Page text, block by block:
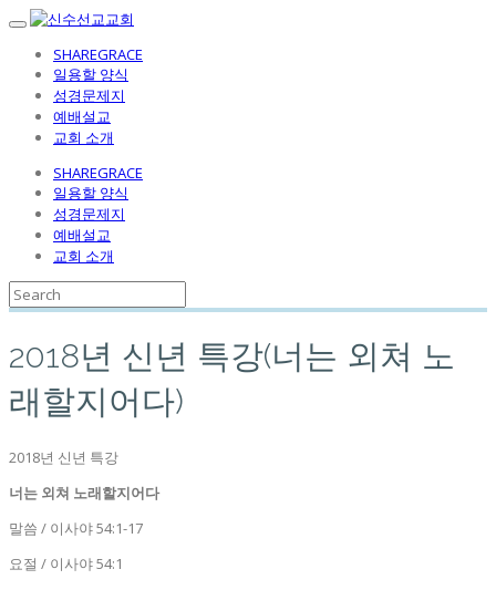
SHAREGRACE
일용할 양식
성경문제지
예배설교
교회 소개
SHAREGRACE
일용할 양식
성경문제지
예배설교
교회 소개
2018년 신년 특강(너는 외쳐 노
래할지어다)
2018년 신년 특강
너는 외쳐 노래할지어다
말씀 / 이사야 54:1-17
요절 / 이사야 54:1